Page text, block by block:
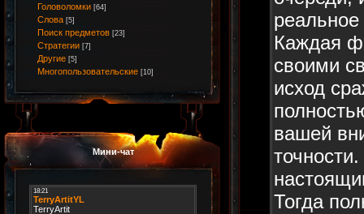
Головоломки [64]
Слова [5]
Поиск предметов [23]
Стратегии [7]
Другие [5]
Многопользовательские [10]
Мини-чат
Каждая
своими
исход
вашей
Тогда